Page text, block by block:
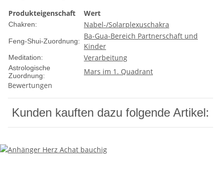
Produkteigenschaft
Wert
Chakren: Nabel-/Solarplexuschakra
Feng-Shui-Zuordnung:
Ba-Gua-Bereich Partnerschaft und
Kinder
Meditation: Verarbeitung
Astrologische
Zuordnung:
Mars im 1. Quadrant
Bewertungen
Kunden kauften dazu folgende Artikel: